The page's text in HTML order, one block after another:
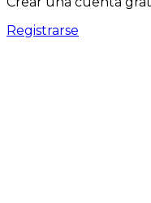
Registrarse